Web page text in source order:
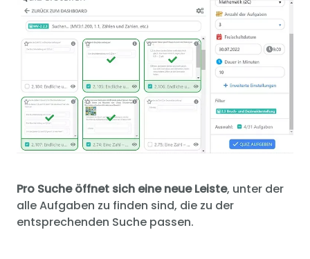
Pro Suche öffnet sich eine neue Leiste, unter der
alle Aufgaben zu finden sind, die zu der
entsprechenden Suche passen.